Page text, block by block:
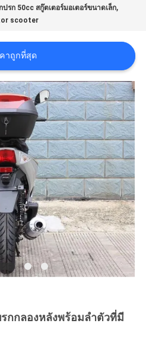
ปรก 50cc สกู๊ตเตอร์มอเตอร์ขนาดเล็ก,
scooter
าถูกที่สุด
กกลองหลังพร้อมลำตัวที่มี